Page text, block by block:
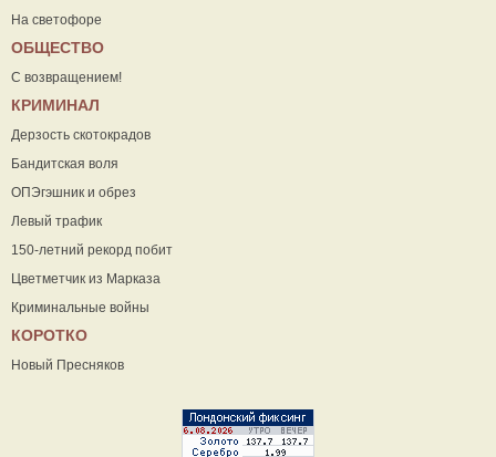
На светофоре
ОБЩЕСТВО
С возвращением!
КРИМИНАЛ
Дерзость скотокрадов
Бандитская воля
ОПЭгэшник и обрез
Левый трафик
150-летний рекорд побит
Цветметчик из Марказа
Криминальные войны
КОРОТКО
Новый Пресняков